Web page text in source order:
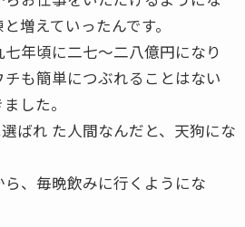
増えていったんです。
年頃に二七〜二八億円になり
も簡単につぶれることはない
した。
ばれ た人間なんだと、天狗にな
、毎晩飲みに行くようにな